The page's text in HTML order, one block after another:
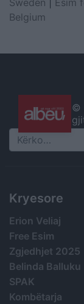
Sweden
Esim
Belgium
©
Search
Kryesore
Erion Veliaj
Free Esim
Zgjedhjet 2025
Belinda Balluku
SPAK
Kombëtarja